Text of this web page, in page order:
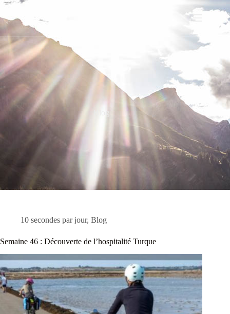
Passer
contenu
Blog
10 secondes par jour, Blog
Semaine 46 : Découverte de l’hospitalité Turque